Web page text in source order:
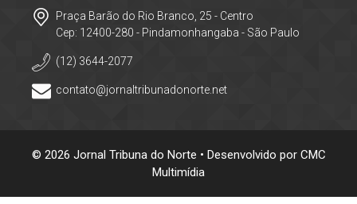
Praça Barão do Rio Branco, 25 - Centro
Cep: 12400-280 - Pindamonhangaba - São Paulo
(12) 3644-2077
contato@jornaltribunadonorte.net
© 2026 Jornal Tribuna do Norte • Desenvolvido por CMC
Multimídia